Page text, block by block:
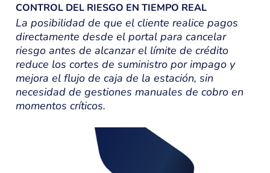
CONTROL DEL RIESGO EN TIEMPO REAL
La posibilidad de que el cliente realice pagos
directamente desde el portal para cancelar
riesgo antes de alcanzar el límite de crédito
reduce los cortes de suministro por impago y
mejora el flujo de caja de la estación, sin
necesidad de gestiones manuales de cobro en
momentos críticos.